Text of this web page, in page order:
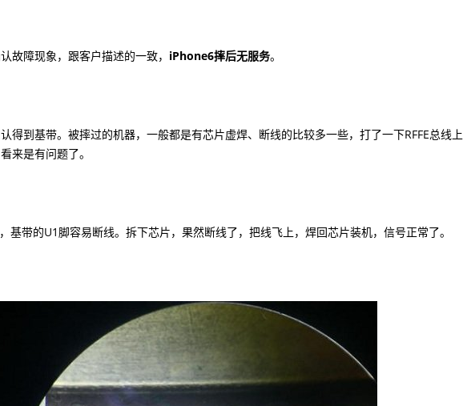
障现象，跟客户描述的一致， iPhone6摔后无服务。
到基带。被摔过的机器，一般都是有芯片虚焊、断线的比较多一些，打了一下RFFE总线
来是有问题了。
带的U1脚容易断线。拆下芯片，果然断线了，把线飞上，焊回芯片装机，信号正常了。